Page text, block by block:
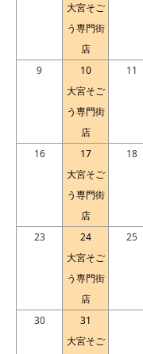
大宮そご
う専門街
店
9
10
大宮そご
う専門街
店
11
16
17
大宮そご
う専門街
店
18
23
24
大宮そご
う専門街
店
25
30
31
大宮そご